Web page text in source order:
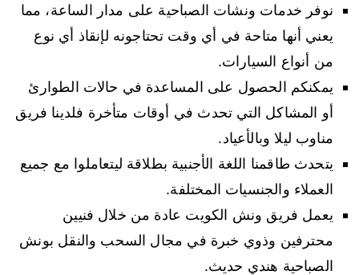
نوفر خدمات ونشات الصباحية على مدار الساعة، مما
يعني أنها متاحة في أي وقت تحتاجونه لإنقاذ أي نوع
من أنواع السيارات.
يمكنكم الحصول على المساعدة في حالات الطوارئ
أو المشاكل التي تحدث في أوقات متأخرة فلدينا فريق
مناوب ليلا وبالأعياد.
يتحدث طاقمنا اللغة الأجنبية بطلاقة ليتعاملوا مع جميع
العملاء والجنسيات المختلفة.
يعمل فريق ونش الكويت عادة من خلال فنيين
محترفين وذوي خبرة في مجال السحب والنقل بونش
الصباحية هندي حديث.